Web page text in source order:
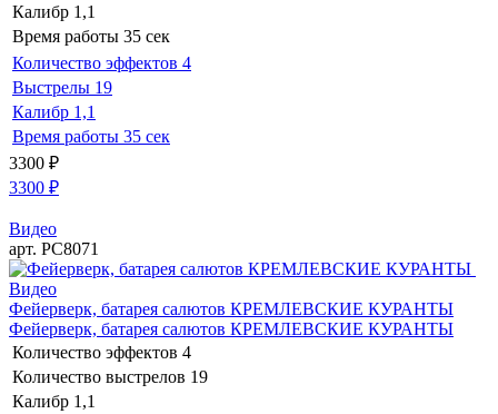
Калибр 1,1
Время работы 35 сек
Количество эффектов 4
Выстрелы 19
Калибр 1,1
Время работы 35 сек
3300 ₽
3300 ₽
Видео
арт. РС8071
Видео
Фейерверк, батарея салютов КРЕМЛЕВСКИЕ КУРАНТЫ
Фейерверк, батарея салютов КРЕМЛЕВСКИЕ КУРАНТЫ
Количество эффектов 4
Количество выстрелов 19
Калибр 1,1